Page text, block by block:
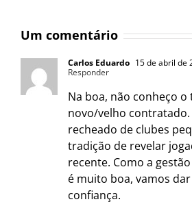
Um comentário
Carlos Eduardo 15 de abril de
Responder
Na boa, não conheço
novo/velho
recheado de clubes
tradição de revelar
recente. Como a
é muito boa, vamos
confiança.